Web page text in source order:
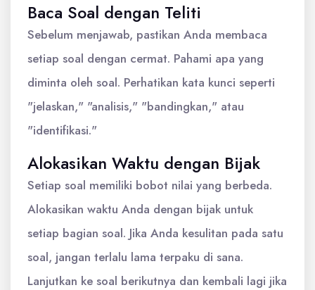
Baca Soal dengan Teliti
Sebelum menjawab, pastikan Anda membaca
setiap soal dengan cermat. Pahami apa yang
diminta oleh soal. Perhatikan kata kunci seperti
"jelaskan," "analisis," "bandingkan," atau
"identifikasi."
Alokasikan Waktu dengan Bijak
Setiap soal memiliki bobot nilai yang berbeda.
Alokasikan waktu Anda dengan bijak untuk
setiap bagian soal. Jika Anda kesulitan pada satu
soal, jangan terlalu lama terpaku di sana.
Lanjutkan ke soal berikutnya dan kembali lagi jika